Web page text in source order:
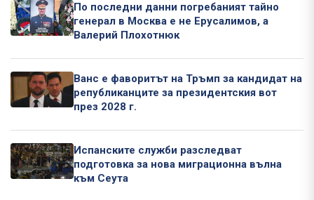
По последни данни погребаният тайно
генерал в Москва е не Ерусалимов, а
Валерий Плохотнюк
Ванс е фаворитът на Тръмп за кандидат на
републиканците за президентския вот
през 2028 г.
Испанските служби разследват
подготовка за нова миграционна вълна
към Сеута